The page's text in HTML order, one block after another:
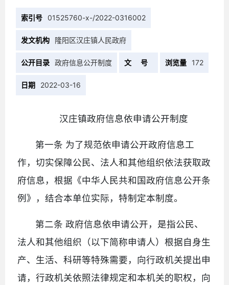
索引号 01525760-x-/2022-0316002
发文机构 隆阳区汉庄镇人民政府
公开目录 政府信息公开制度 文 号 浏览量 172
日期 2022-03-16
汉庄镇政府信息依申请公开制度
第一条 为了规范依申请公开政府信息工
作，切实保障公民、法人和其他组织依法获取政
府信息，根据《中华人民共和国政府信息公开条
例》，结合本单位实际，特制定本制度。
第二条 政府信息依申请公开，是指公民、
法人和其他组织（以下简称申请人）根据自身生
产、生活、科研等特殊需要，向行政机关提出申
请，行政机关依照法律规定和本机关的职权，向